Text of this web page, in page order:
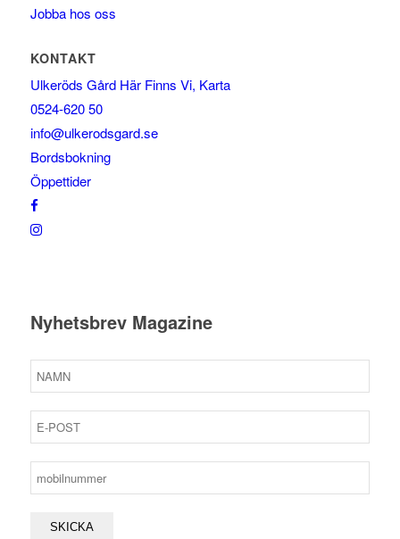
Jobba hos oss
KONTAKT
Ulkeröds Gård Här Finns Vi, Karta
0524-620 50
info@ulkerodsgard.se
Bordsbokning
Öppettider
Nyhetsbrev Magazine